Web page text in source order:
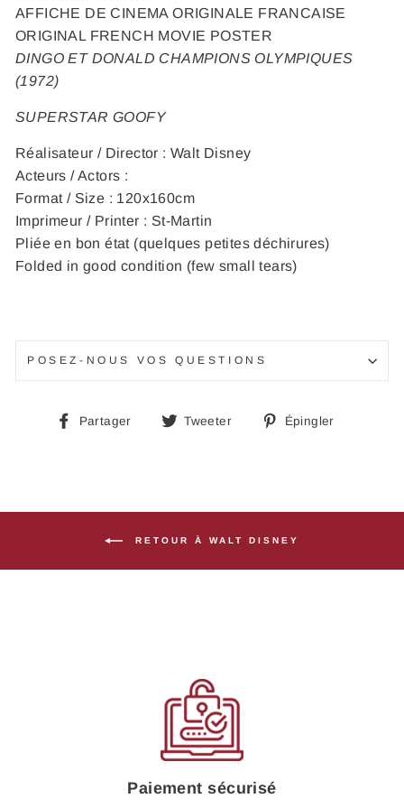
AFFICHE DE CINEMA ORIGINALE FRANCAISE
ORIGINAL FRENCH MOVIE POSTER
DINGO ET DONALD CHAMPIONS OLYMPIQUES
(1972)
SUPERSTAR GOOFY
Réalisateur / Director : Walt Disney
Acteurs / Actors :
Format / Size : 120x160cm
Imprimeur / Printer : St-Martin
Pliée en bon état (quelques petites déchirures)
Folded in good condition (few small tears)
POSEZ-NOUS VOS QUESTIONS
Partager
PartagerTweeter
TweeterÉpingler
RETOUR À WALT DISNEY
Paiement sécurisé